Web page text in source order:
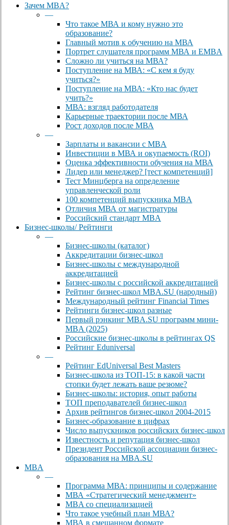
Close
Зачем MBA?
—
Что такое МВА и кому нужно это
образование?
Главный мотив к обучению на МВА
Портрет слушателя программ МВА и EMBA
Сложно ли учиться на МВА?
Поступление на МВА: «С кем я буду
учиться?»
Поступление на МВА: «Кто нас будет
учить?»
МВА: взгляд работодателя
Карьерные траектории после МВА
Рост доходов после МВА
—
Зарплаты и вакансии с MBA
Инвестиции в МВА и окупаемость (ROI)
Оценка эффективности обучения на МВА
Лидер или менеджер? [тест компетенций]
Тест Минцберга на определение
управленческой роли
100 компетенций выпускника MBA
Отличия МВА от магистратуры
Российский стандарт MBA
Бизнес-школы/ Рейтинги
—
Бизнес-школы (каталог)
Аккредитации бизнес-школ
Бизнес-школы с международной
аккредитацией
Бизнес-школы с российской аккредитацией
Рейтинг бизнес-школ MBA.SU (народный)
Международный рейтинг Financial Times
Рейтинги бизнес-школ разные
Первый рэнкинг MBA.SU программ мини-
MBA (2025)
Российские бизнес-школы в рейтингах QS
Рейтинг Eduniversal
—
Рейтинг EdUniversal Best Masters
Бизнес-школа из ТОП-15: в какой части
стопки будет лежать ваше резюме?
Бизнес-школы: история, опыт работы
ТОП преподавателей бизнес-школ
Архив рейтингов бизнес-школ 2004-2015
Бизнес-образование в цифрах
Число выпускников российских бизнес-школ
Известность и репутация бизнес-школ
Президент Российской ассоциации бизнес-
образования на MBA.SU
MBA
—
Программа МВА: принципы и содержание
МВА «Cтратегический менеджмент»
MBA со специализацией
Что такое учебный план МВА?
МВА в смешанном формате